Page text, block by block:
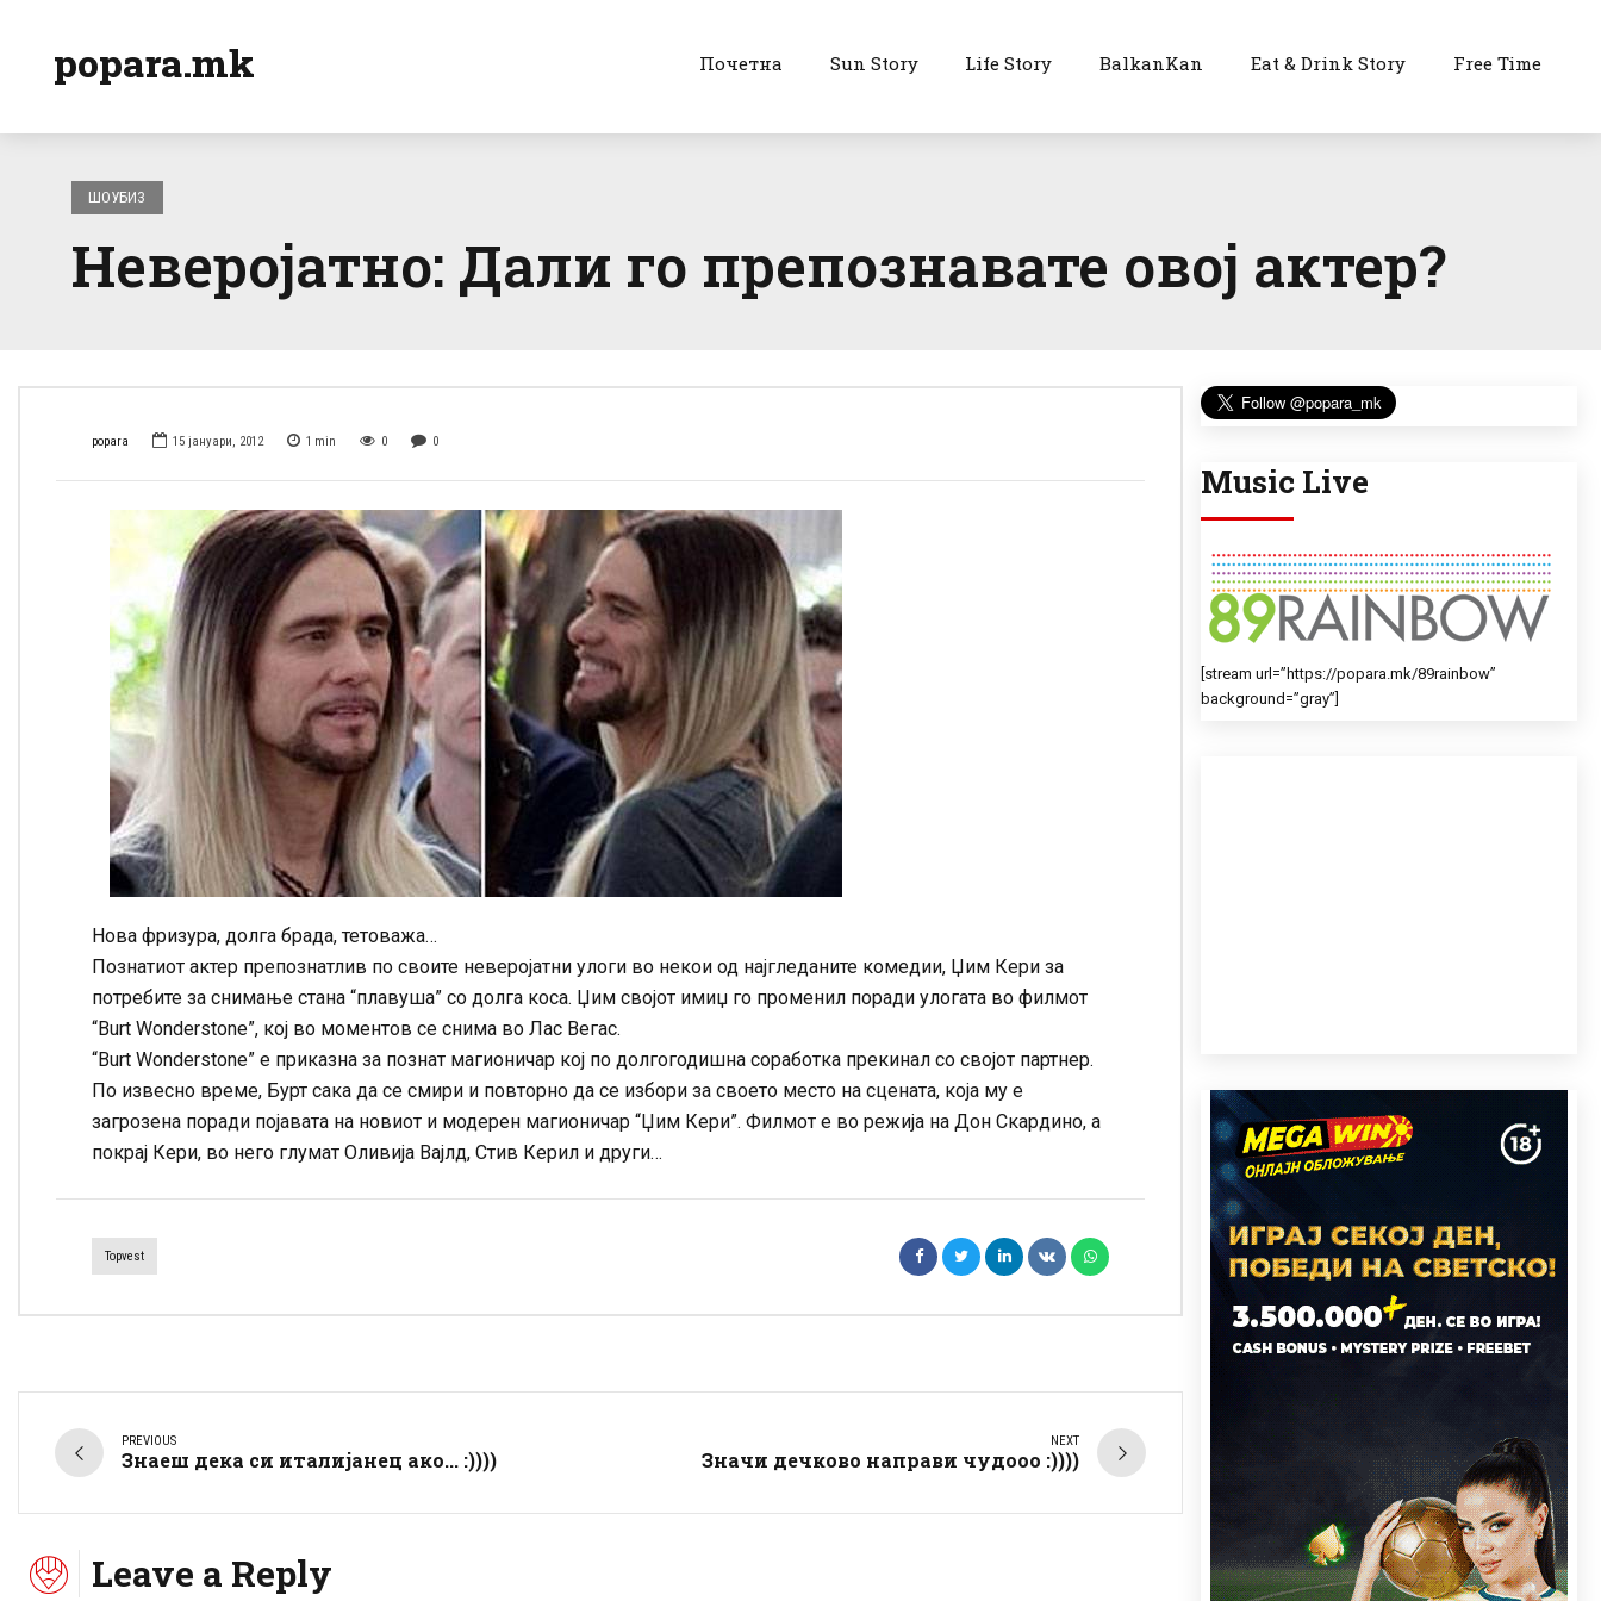
popara.mk Почетна Sun Story Life Story BalkanKan Eat & Drink Story Free Time
ШОУБИЗ
Неверојатно: Дали го препознавате овој актер?
popara 15 јануари, 2012 1 min 0 0
Нова фризура, долга брада, тетоважа…
Познатиот актер препознатлив по своите неверојатни улоги во некои од најгледаните комедии, Џим Кери за
потребите за снимање стана “плавуша” со долга коса. Џим својот имиџ го променил поради улогата во филмот
“Burt Wonderstone”, кој во моментов се снима во Лас Вегас.
“Burt Wonderstone” е приказна за познат магионичар кој по долгогодишна соработка прекинал со својот партнер.
По извесно време, Бурт сака да се смири и повторно да се избори за своето место на сцената, која му е
загрозена поради појавата на новиот и модерен магионичар “Џим Кери”. Филмот е во режија на Дон Скардино, а
покрај Кери, во него глумат Оливија Вајлд, Стив Керил и други…
Topvest
PREVIOUS
Знаеш дека си италијанец ако... :))))
NEXT
Значи дечково направи чудооо :))))
Leave a Reply
Music Live
[stream url=”https://popara.mk/89rainbow”
background=”gray”]